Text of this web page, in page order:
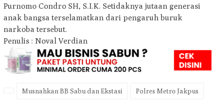
Purnomo Condro SH, S.I.K. Setidaknya jutaan generasi
anak bangsa terselamatkan dari pengaruh buruk
narkoba tersebut.
Penulis : Noval Verdian
Musnahkan BB Sabu dan Ekstasi Polres Metro Jakpus